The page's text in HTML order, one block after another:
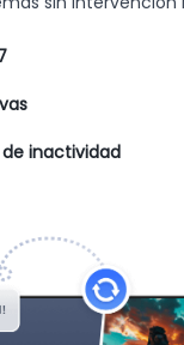
inactividad